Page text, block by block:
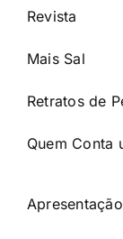
Revista
Mais Sal
Retratos de
Quem Conta
Apresentação